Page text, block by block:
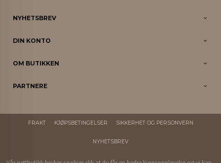
NYHETSBREV
DIN KONTO
OM BUTIKKEN
PARTNERE
FRAKT KJØPSBETINGELSER SIKKERHET OG PERSONVERN
NYHETSBREV